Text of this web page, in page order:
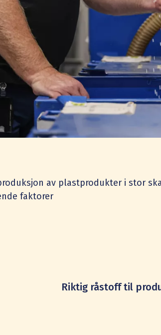
av plastprodukter i stor
faktorer
Riktig råstoff til